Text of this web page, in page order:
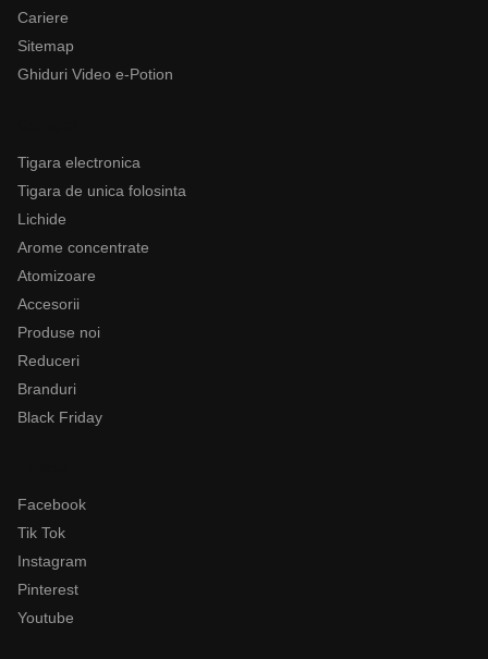
Cariere
Sitemap
Ghiduri Video e-Potion
Tigara electronica
Tigara de unica folosinta
Lichide
Arome concentrate
Atomizoare
Accesorii
Produse noi
Reduceri
Branduri
Black Friday
Facebook
Tik Tok
Instagram
Pinterest
Youtube